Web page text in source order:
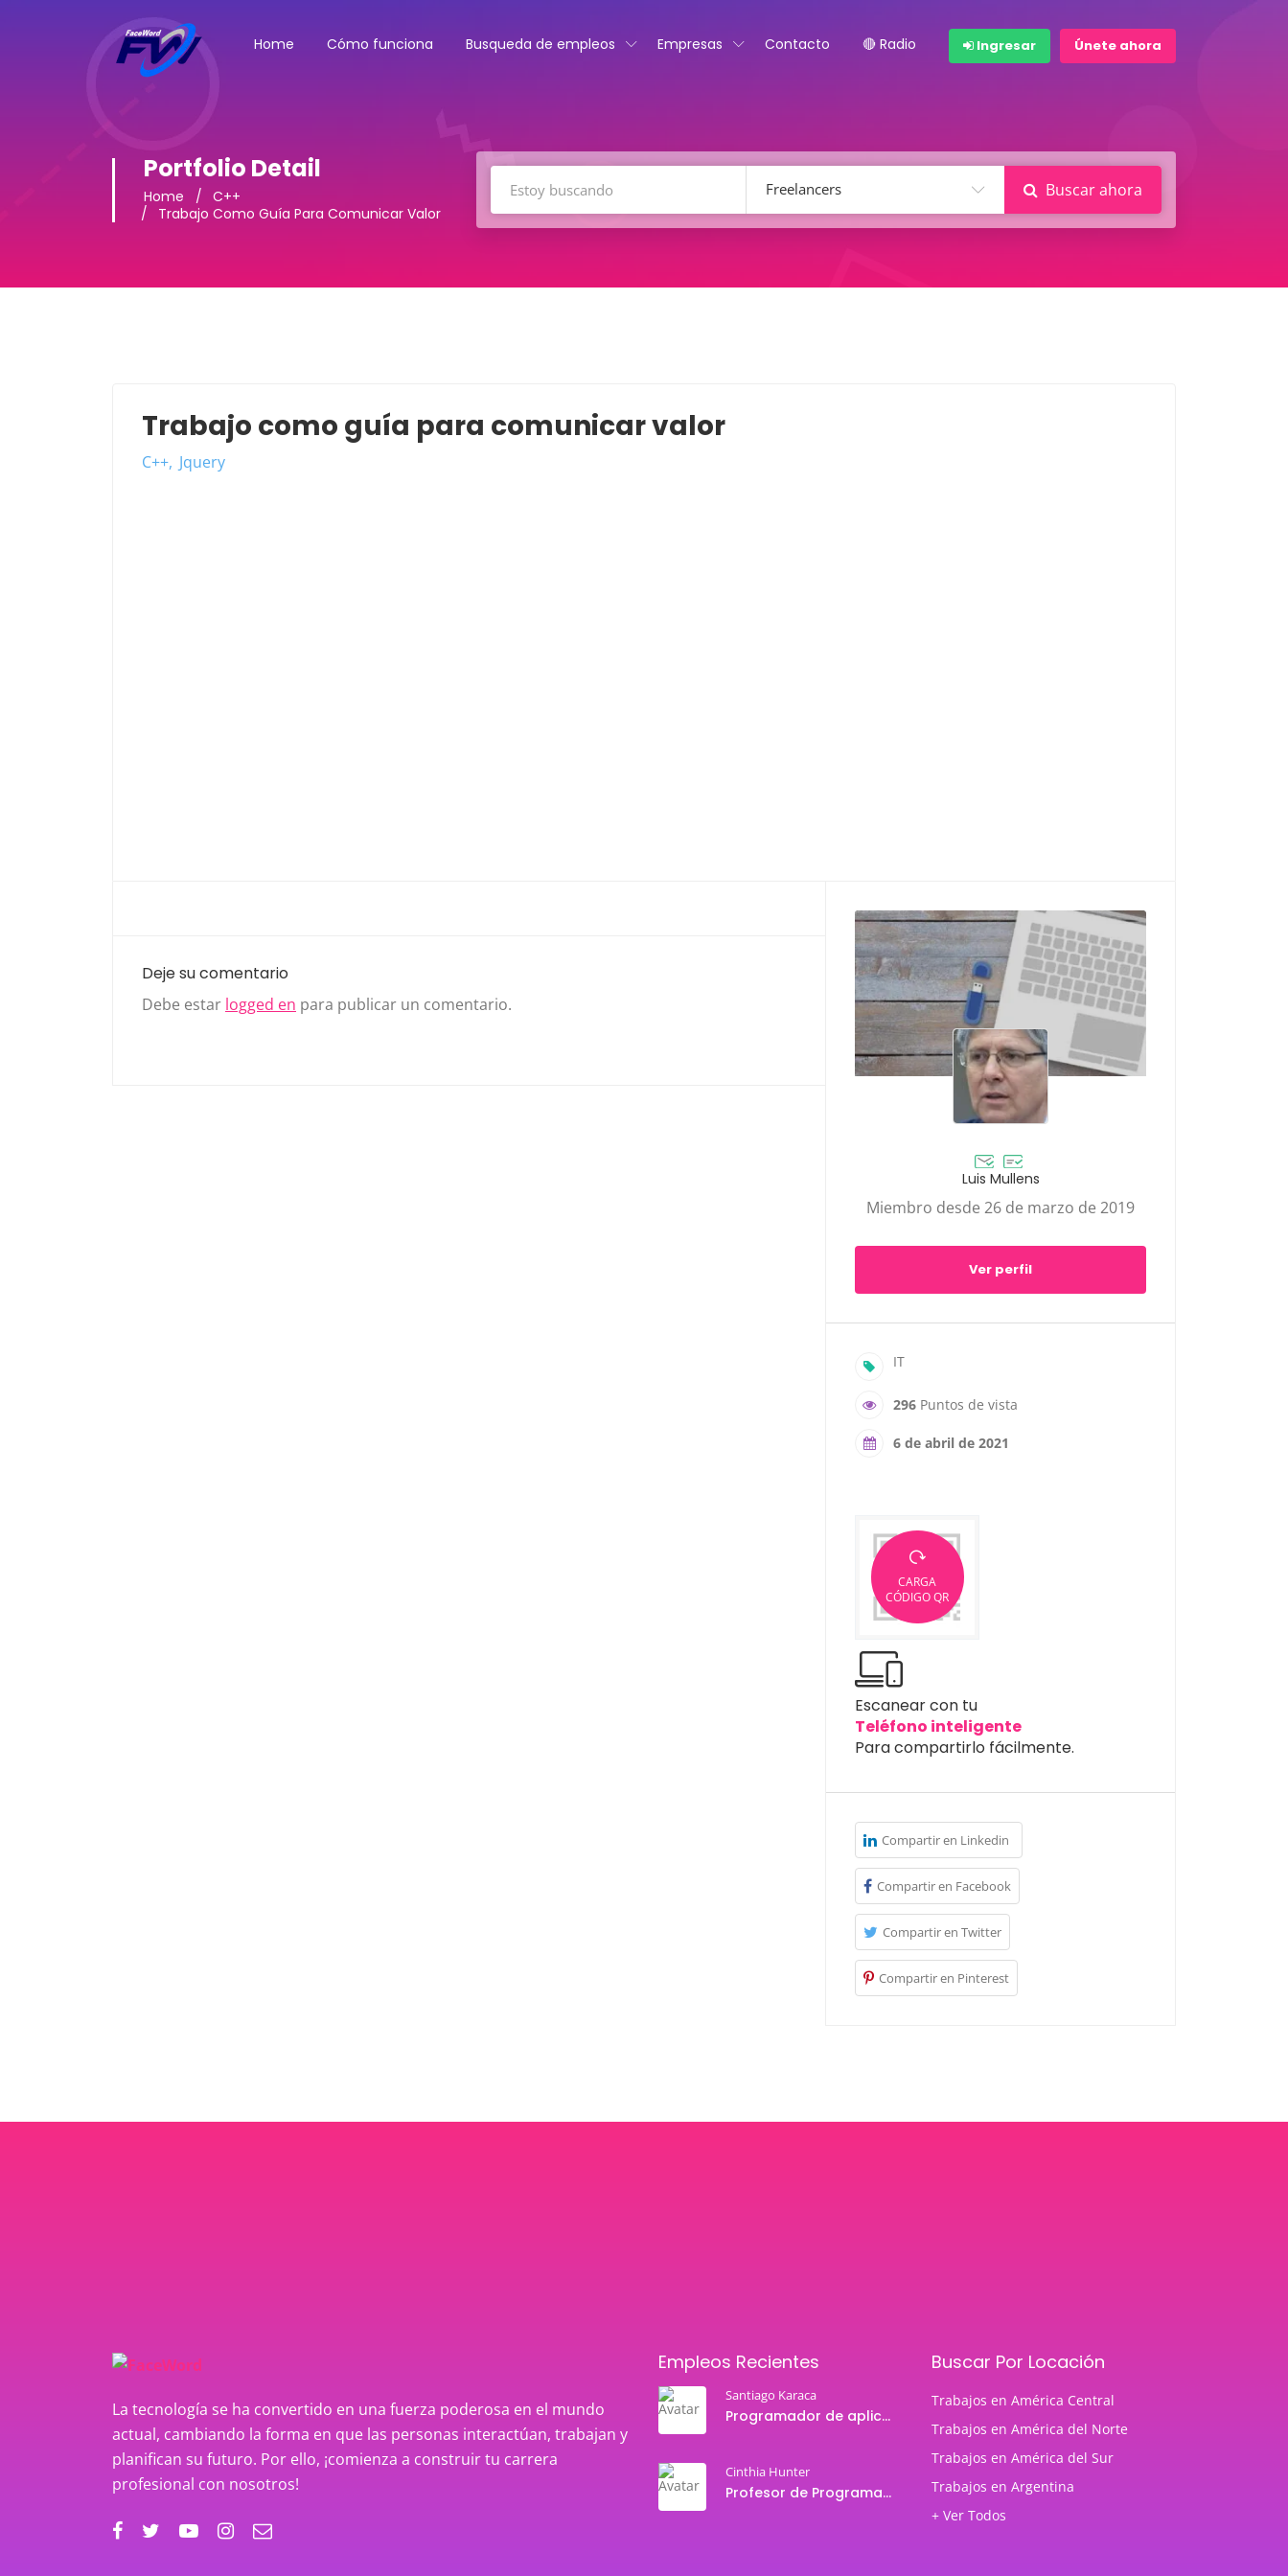
Home Cómo funciona Busqueda de empleos Empresas Contacto 🔴 Radio Ingresar Únete ahora
Portfolio Detail
Home
C++
Trabajo Como Guía Para Comunicar Valor
Freelancers Buscar ahora
Trabajo como guía para comunicar valor
C++ Jquery
Deje su comentario
Debe estar logged en para publicar un comentario.
Luis Mullens
Miembro desde 26 de marzo de 2019
Ver perfil
IT
296 Puntos de vista
6 de abril de 2021
CARGA
CÓDIGO QR
Escanear con tu
Teléfono inteligente
Para compartirlo fácilmente.
Compartir en Linkedin
Compartir en Facebook
Compartir en Twitter
Compartir en Pinterest
La tecnología se ha convertido en una fuerza poderosa en el mundo
actual, cambiando la forma en que las personas interactúan, trabajan y
planifican su futuro. Por ello, ¡comienza a construir tu carrera
profesional con nosotros!
Empleos Recientes
Santiago Karaca
Programador de aplicaciones Android
Cinthia Hunter
Profesor de Programación Java
Buscar Por Locación
Trabajos en América Central
Trabajos en América del Norte
Trabajos en América del Sur
Trabajos en Argentina
+ Ver Todos